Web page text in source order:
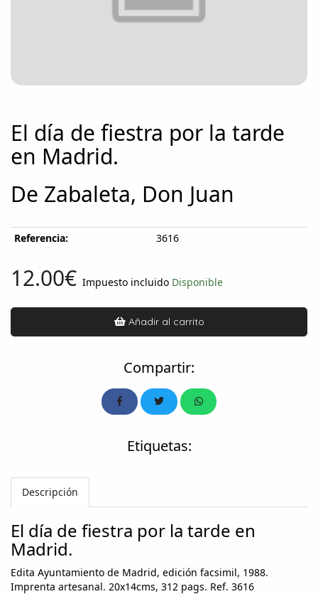
El día de fiestra por la tarde
en Madrid.
De Zabaleta, Don Juan
Referencia: 3616
12.00€ Impuesto incluido Disponible
Añadir al carrito
Compartir:
Etiquetas:
Descripción
El día de fiestra por la tarde en
Madrid.
Edita Ayuntamiento de Madrid, edición facsimil, 1988.
Imprenta artesanal. 20x14cms, 312 pags. Ref. 3616